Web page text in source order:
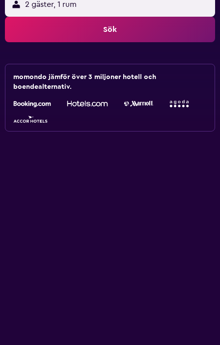
2 gäster, 1 rum
Sök
momondo jämför över 3 miljoner hotell och
boendealternativ.